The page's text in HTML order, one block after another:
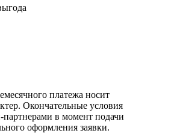
платежа носит
Окончательные условия
партнерами в момент подачи
оформления заявки.